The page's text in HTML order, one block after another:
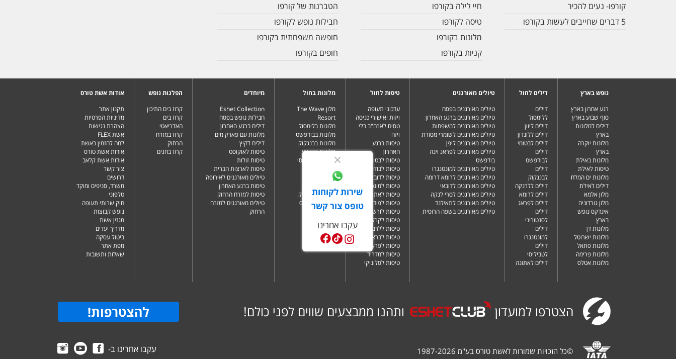
שירות לקוחות
טופס צור קשר
עקבו אחרינו
קורפו- נעים להכיר
5 דברים שחייבים לעשות בקורפו
חיי לילה בקורפו
טיסה לקורפו
מלונות בקורפו
קניות בקורפו
הטברנות של קורפו
חבילות נופש לקורפו
חופשה משפחתית בקורפו
חופים בקורפו
נופש בארץ
רגע אחרון בארץ
סוף שבוע בארץ
דילים למלונות
בארץ
מלונות יוקרה
בארץ
מלונות באילת
טיסות לאילת
מלונות ים המלח
דילים לאילת
מלון אלמא
מלון גורדוניה
אינדקס נופש
בארץ
מלונות דן
מלונות ישרוטל
מלונות פתאל
מלונות פרימה
מלונות אטלס
דילים לחול
דילים
ללימסול
דילים ליוון
דילים ללונדון
דילים לבטומי
דילים
לבודפשט
דילים
לבנגקוק
דילים ללרנקה
דילים לרומא
דילים לפראג
דילים
לסנטוריני
דילים
למונטנגרו
דילים
לטביליסי
דילים לאתונה
טיולים מאורגנים
טיולים מאורגנים בפסח
טיולים מאורגנים ברגע האחרון
טיולים מאורגנים למשפחות
טיולים מאורגנים לשומרי מסורת
טיולים מאורגנים ליפן
טיולים מאורגנים לפראג וינה
בודפשט
טיולים מאורגנים למונטנגרו
טיולים מאורגנים לרומא דרומה
טיולים מאורגנים לדובאי
טיולים מאורגנים לסרי לנקה
טיולים מאורגנים לתאילנד
טיולים מאורגנים בשפה הרוסית
טיסות לחול
עדכוני תעופה
ויזות ואישורי כניסה
טסים לארה"ב בלי
ויזה
טיסות ברגע
האחרון
טיסות לבטומי
טיסות לבודפשט
טיסות לדובאי
טיסות למונטנגרו
טיסות לאתונה
טיסות לפודגוריצה
טיסות לורשה
טיסות לקרקוב
טיסות ללרנקה
טיסות לברצלונה
טיסות לפראג
טיסות למדריד
טיסות לסלוניקי
מלונות בחול
מלון The Wave
Resort
מלונות בלימסול
מלונות בבודפשט
מלונות בבנגקוק
מלונות בבטומי
מלונות בטביליסי
מלונות בדובאי
מלונות בלונדון
מלונות בניו יורק
מלונות בפאפוס
מיוחדים
Eshet Collection
חבילות נופש בפסח
דילים ברגע האחרון
מלונות עם פארק מים
דילים לקיץ
טיסות לאוקוסט
טיסות זולות
טיסות לארצות הברית
טיולים מאורגנים לאירופה
טיסות ברגע האחרון
טיסות למזרח הרחוק
טיולים מאורגנים למזרח
הרחוק
הפלגות נופש
קרוז בים התיכון
קרוז בים
האדריאטי
קרוז במזרח
הרחוק
קרוז בחגים
אודות אשת טורס
תקנון אתר
מדיניות הפרטיות
הצהרת נגישות
אשת FLEX
למה להזמין באשת
אודות אשת טורס
אודות אשת קלאב
צור קשר
דרושים
משרד, סניפים ומוקד
טלפוני
חוק שרותי תעופה
נופש קבוצות
מגזין אשת
מדריך יעדים
ביטול עסקה
מפת אתר
שאלות ותשובות
הצטרפו למועדון ותהנו ממבצעים שווים לפני כולם! להצטרפות!
©כל הזכויות שמורות לאשת טורס בע"מ 1987-2026 עקבו אחרינו ב-